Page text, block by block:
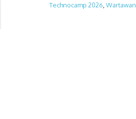
Technocamp 2026 Wartawan